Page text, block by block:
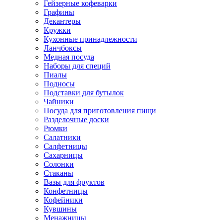
Гейзерные кофеварки
Графины
Декантеры
Кружки
Кухонные принадлежности
Ланчбоксы
Медная посуда
Наборы для специй
Пиалы
Подносы
Подставки для бутылок
Чайники
Посуда для приготовления пищи
Разделочные доски
Рюмки
Салатники
Салфетницы
Сахарницы
Солонки
Стаканы
Вазы для фруктов
Конфетницы
Кофейники
Кувшины
Менажницы